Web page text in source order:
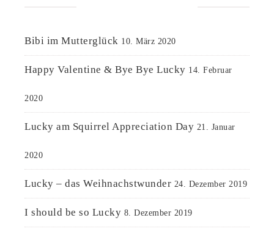
Bibi im Mutterglück 10. März 2020
Happy Valentine & Bye Bye Lucky 14. Februar
2020
Lucky am Squirrel Appreciation Day 21. Januar
2020
Lucky – das Weihnachstwunder 24. Dezember 2019
I should be so Lucky 8. Dezember 2019